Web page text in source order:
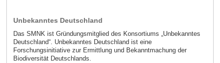
Unbekanntes Deutschland
Das SMNK ist Gründungsmitglied des Konsortiums „Unbekanntes
Deutschland“. Unbekanntes Deutschland ist eine
Forschungsinitiative zur Ermittlung und Bekanntmachung der
Biodiversität Deutschlands.